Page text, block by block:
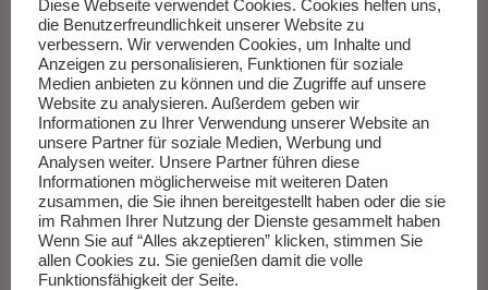
Fragen und die Antworten.Weiterlesen…
___________
Die Sachbücher des Monats Juli 2026
Herausgegeben von Andreas Wang.
Zur Liste
Diese Webseite verwendet Cookies. Cookies helfen uns,
die Benutzerfreundlichkeit unserer Website zu
verbessern. Wir verwenden Cookies, um Inhalte und
Anzeigen zu personalisieren, Funktionen für soziale
Medien anbieten zu können und die Zugriffe auf unsere
Website zu analysieren. Außerdem geben wir
Informationen zu Ihrer Verwendung unserer Website an
unsere Partner für soziale Medien, Werbung und
Analysen weiter. Unsere Partner führen diese
Informationen möglicherweise mit weiteren Daten
zusammen, die Sie ihnen bereitgestellt haben oder die sie
im Rahmen Ihrer Nutzung der Dienste gesammelt haben
Wenn Sie auf “Alles akzeptieren” klicken, stimmen Sie
allen Cookies zu. Sie genießen damit die volle
Funktionsfähigkeit der Seite.